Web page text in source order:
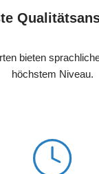
bieten
höchstem Niveau.